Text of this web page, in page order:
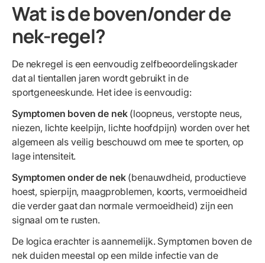
Wat is de boven/onder de
nek-regel?
De nekregel is een eenvoudig zelfbeoordelingskader
dat al tientallen jaren wordt gebruikt in de
sportgeneeskunde. Het idee is eenvoudig:
Symptomen boven de nek(loopneus, verstopte neus,
niezen, lichte keelpijn, lichte hoofdpijn) worden over het
algemeen als veilig beschouwd om mee te sporten, op
lage intensiteit.
Symptomen onder de nek(benauwdheid, productieve
hoest, spierpijn, maagproblemen, koorts, vermoeidheid
die verder gaat dan normale vermoeidheid) zijn een
signaal om te rusten.
De logica erachter is aannemelijk. Symptomen boven de
nek duiden meestal op een milde infectie van de